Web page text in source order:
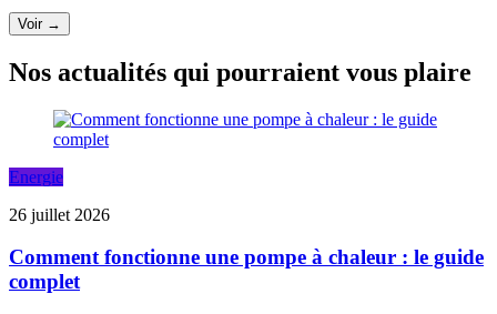
Voir →
Nos actualités qui pourraient vous plaire
Energie
26 juillet 2026
Comment fonctionne une pompe à chaleur : le guide
complet